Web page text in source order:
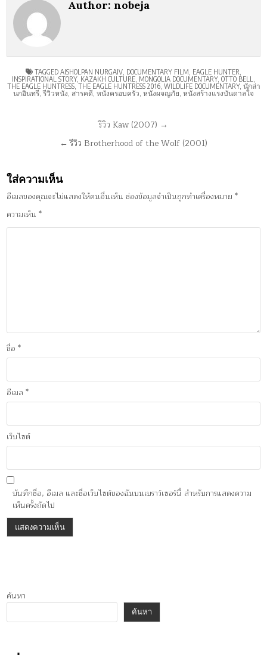
Author:nobeja
TAGGED AISHOLPAN NURGAIV, DOCUMENTARY FILM, EAGLE HUNTER,
INSPIRATIONAL STORY, KAZAKH CULTURE, MONGOLIA DOCUMENTARY, OTTO BELL,
THE EAGLE HUNTRESS, THE EAGLE HUNTRESS 2016, WILDLIFE DOCUMENTARY, นักล่า
นกอินทรี,รีวิวหนัง, สารคดี, หนังครอบครัว, หนังผจญภัย, หนังสร้างแรงบันดาลใจ
รีวิว Kaw (2007) →
← รีวิว Brotherhood of the Wolf (2001)
ใส่ความเห็น
อีเมลของคุณจะไม่แสดงให้คนอื่นเห็น ช่องข้อมูลจำเป็นถูกทำเครื่องหมาย*
ความเห็น*
ชื่อ*
อีเมล*
เว็บไซต์
บันทึกชื่อ, อีเมล และชื่อเว็บไซต์ของฉันบนเบราว์เซอร์นี้ สำหรับการแสดงความ
เห็นครั้งถัดไป
ค้นหา
ค้นหา